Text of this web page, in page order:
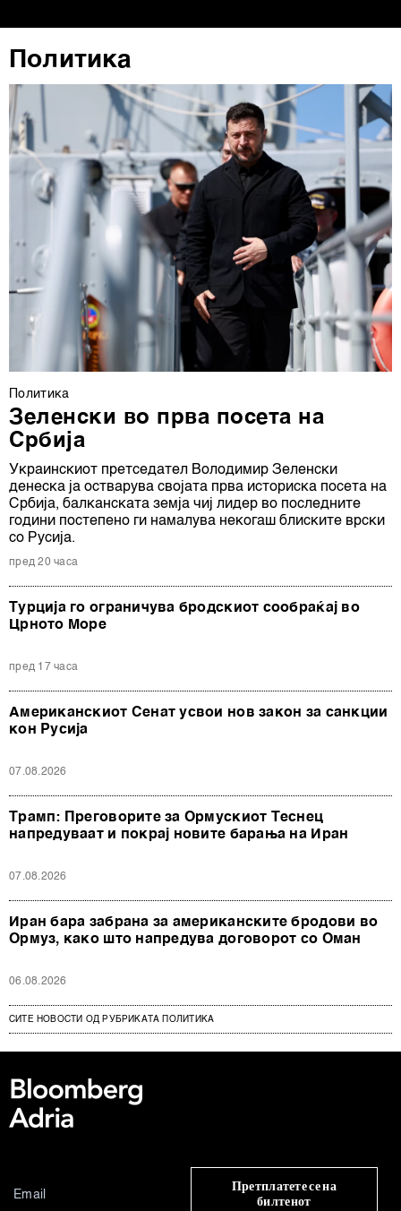
Политика
Политика
Зеленски во прва посета на
Србија
Украинскиот претседател Володимир Зеленски
денеска ја остварува својата прва историска посета на
Србија, балканската земја чиј лидер во последните
години постепено ги намалува некогаш блиските врски
со Русија.
пред 20 часа
Турција го ограничува бродскиот сообраќај во
Црното Море
пред 17 часа
Американскиот Сенат усвои нов закон за санкции
кон Русија
07.08.2026
Трамп: Преговорите за Ормускиот Теснец
напредуваат и покрај новите барања на Иран
07.08.2026
Иран бара забрана за американските бродови во
Ормуз, како што напредува договорот со Оман
06.08.2026
СИТЕ НОВОСТИ ОД РУБРИКАТА ПОЛИТИКА
Претплатете се на
билтенот